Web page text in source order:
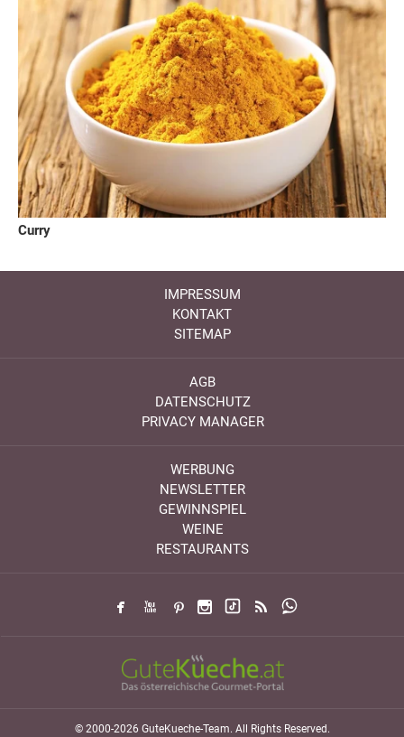
Curry
IMPRESSUM
KONTAKT
SITEMAP
AGB
DATENSCHUTZ
PRIVACY MANAGER
WERBUNG
NEWSLETTER
GEWINNSPIEL
WEINE
RESTAURANTS
© 2000-2026 GuteKueche-Team. All Rights Reserved.